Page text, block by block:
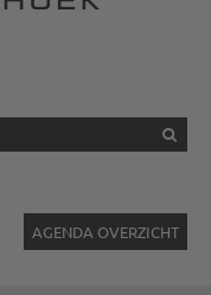
AGENDA OVERZICHT